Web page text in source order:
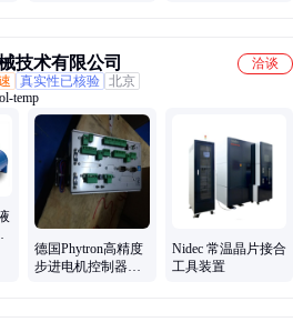
技术有限公司
洽谈
真实性已核验 北京
temp
德国Phytron高精度
步进电机控制器集
Nidec 常温晶片接合
工具装置